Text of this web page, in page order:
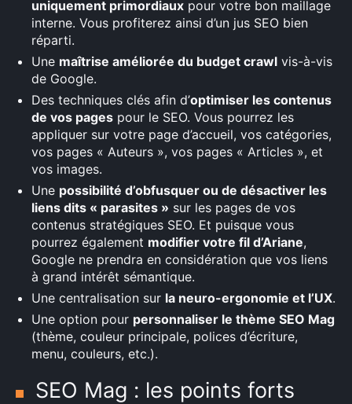
uniquement primordiaux pour votre bon maillage
interne. Vous profiterez ainsi d’un jus SEO bien
réparti.
Une maîtrise améliorée du budget crawl vis-à-vis
de Google.
Des techniques clés afin d’optimiser les contenus
de vos pages pour le SEO. Vous pourrez les
appliquer sur votre page d’accueil, vos catégories,
vos pages « Auteurs », vos pages « Articles », et
vos images.
Une possibilité d’obfusquer ou de désactiver les
liens dits « parasites » sur les pages de vos
contenus stratégiques SEO. Et puisque vous
pourrez également modifier votre fil d’Ariane,
Google ne prendra en considération que vos liens
à grand intérêt sémantique.
Une centralisation sur la neuro-ergonomie et l’UX.
Une option pour personnaliser le thème SEO Mag
(thème, couleur principale, polices d’écriture,
menu, couleurs, etc.).
SEO Mag : les points forts